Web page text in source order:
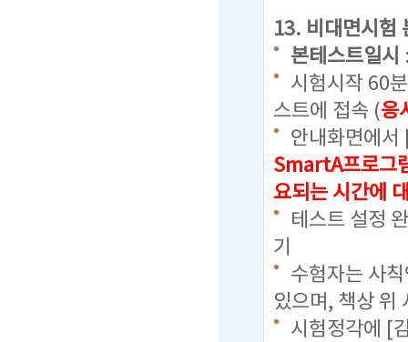
13. 비대면시험
본테스트일시
시험시작 60
스트에 접속 (응
안내화면에서
SmartA프로그
요되는 시간에
테스트 설정
기
수험자는 사
있으며, 책상 위
시험정각에 [